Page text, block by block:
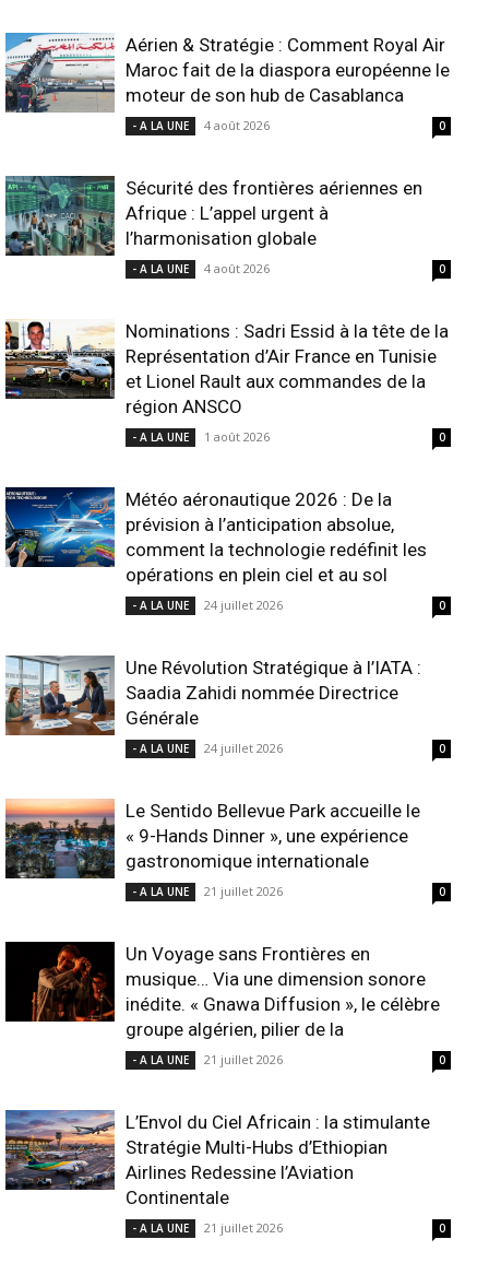
Aérien & Stratégie : Comment Royal Air
Maroc fait de la diaspora européenne le
moteur de son hub de Casablanca
- A LA UNE 4 août 2026 0
Sécurité des frontières aériennes en
Afrique : L’appel urgent à
l’harmonisation globale
- A LA UNE 4 août 2026 0
Nominations : Sadri Essid à la tête de la
Représentation d’Air France en Tunisie
et Lionel Rault aux commandes de la
région ANSCO
- A LA UNE 1 août 2026 0
Météo aéronautique 2026 : De la
prévision à l’anticipation absolue,
comment la technologie redéfinit les
opérations en plein ciel et au sol
- A LA UNE 24 juillet 2026 0
Une Révolution Stratégique à l’IATA :
Saadia Zahidi nommée Directrice
Générale
- A LA UNE 24 juillet 2026 0
Le Sentido Bellevue Park accueille le
« 9-Hands Dinner », une expérience
gastronomique internationale
- A LA UNE 21 juillet 2026 0
Un Voyage sans Frontières en
musique… Via une dimension sonore
inédite. « Gnawa Diffusion », le célèbre
groupe algérien, pilier de la
- A LA UNE 21 juillet 2026 0
L’Envol du Ciel Africain : la stimulante
Stratégie Multi-Hubs d’Ethiopian
Airlines Redessine l’Aviation
Continentale
- A LA UNE 21 juillet 2026 0